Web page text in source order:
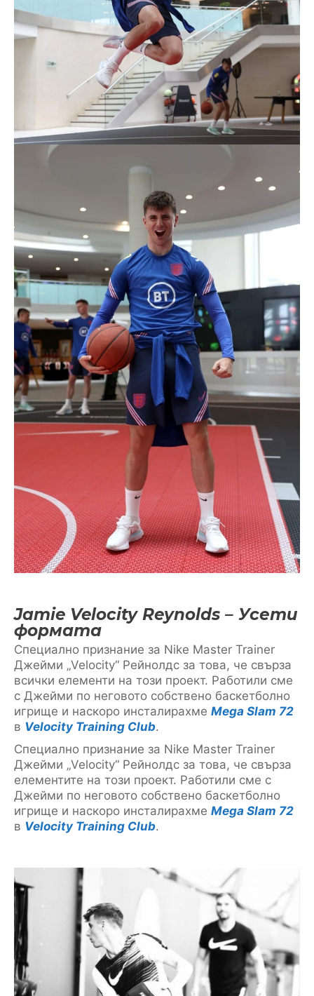
Jamie Velocity Reynolds – Усети
формата
Специално признание за Nike Master Trainer
Джейми „Velocity“ Рейнолдс за това, че свърза
всички елементи на този проект. Работили сме
с Джейми по неговото собствено баскетболно
игрище и наскоро инсталирахме Mega Slam 72
в Velocity Training Club.
Специално признание за Nike Master Trainer
Джейми „Velocity“ Рейнолдс за това, че свърза
елементите на този проект. Работили сме с
Джейми по неговото собствено баскетболно
игрище и наскоро инсталирахме Mega Slam 72
в Velocity Training Club.